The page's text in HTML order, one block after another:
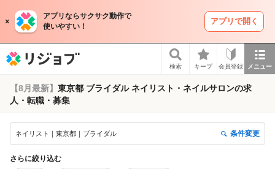
アプリならサクサク動作で
使いやすい！
アプリで開く
検索 キープ 会員登録 メニュー
【8月最新】 東京都 ブライダル ネイリスト・ネイルサロンの求
人・転職・募集
ネイリスト｜東京都｜ブライダル 条件変更
さらに絞り込む